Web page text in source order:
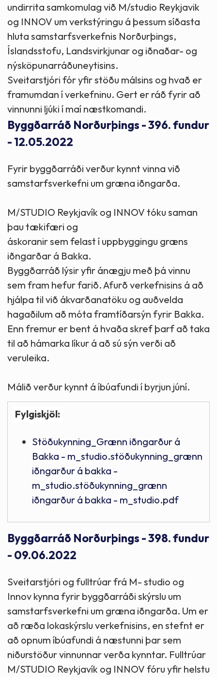
undirrita samkomulag við M/studio Reykjavik
og INNOV um verkstýringu á þessum síðasta
hluta samstarfsverkefnis Norðurþings,
Íslandsstofu, Landsvirkjunar og iðnaðar- og
nýsköpunarráðuneytisins.
Sveitarstjóri fór yfir stöðu málsins og hvað er
framumdan í verkefninu. Gert er ráð fyrir að
vinnunni ljúki í maí næstkomandi.
Byggðarráð Norðurþings - 396. fundur
- 12.05.2022
Fyrir byggðarráði verður kynnt vinna við
samstarfsverkefni um græna iðngarða.
M/STUDIO Reykjavík og INNOV tóku saman
þau tækifæri og
áskoranir sem felast í uppbyggingu græns
iðngarðar á Bakka.
Byggðarráð lýsir yfir ánægju með þá vinnu
sem fram hefur farið. Afurð verkefnisins á að
hjálpa til við ákvarðanatöku og auðvelda
hagaðilum að móta framtíðarsýn fyrir Bakka.
Enn fremur er bent á hvaða skref þarf að taka
til að hámarka líkur á að sú sýn verði að
veruleika.
Málið verður kynnt á íbúafundi í byrjun júní.
Fylgiskjöl:
Stöðukynning_Grænn iðngarður á
Bakka - m_studio.stöðukynning_grænn
iðngarður á bakka -
m_studio.stöðukynning_grænn
iðngarður á bakka - m_studio.pdf
Byggðarráð Norðurþings - 398. fundur
- 09.06.2022
Sveitarstjóri og fulltrúar frá M- studio og
Innov kynna fyrir byggðarráði skýrslu um
samstarfsverkefni um græna iðngarða. Um er
að ræða lokaskýrslu verkefnisins, en stefnt er
að opnum íbúafundi á næstunni þar sem
niðurstöður vinnunnar verða kynntar. Fulltrúar
M/STUDIO Reykjavík og INNOV fóru yfir helstu